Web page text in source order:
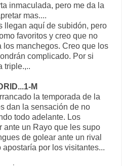
inmaculada, pero me da la
mas....
llegan aquí de subidón, pero
favoritos y creo que no
los manchegos. Creo que los
complicado. Por si
triple.,..
M
la temporada de la
dan la sensación de no
todo adelante. Los
ante un Rayo que les supo
de golear ante un rival
por los visitantes...